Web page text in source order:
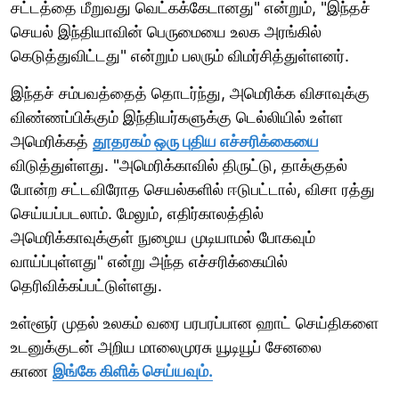
சட்டத்தை மீறுவது வெட்கக்கேடானது" என்றும், "இந்தச்
செயல் இந்தியாவின் பெருமையை உலக அரங்கில்
கெடுத்துவிட்டது" என்றும் பலரும் விமர்சித்துள்ளனர்.
இந்தச் சம்பவத்தைத் தொடர்ந்து, அமெரிக்க விசாவுக்கு
விண்ணப்பிக்கும் இந்தியர்களுக்கு டெல்லியில் உள்ள
அமெரிக்கத் தூதரகம் ஒரு புதிய எச்சரிக்கையை
விடுத்துள்ளது. "அமெரிக்காவில் திருட்டு, தாக்குதல்
போன்ற சட்டவிரோத செயல்களில் ஈடுபட்டால், விசா ரத்து
செய்யப்படலாம். மேலும், எதிர்காலத்தில்
அமெரிக்காவுக்குள் நுழைய முடியாமல் போகவும்
வாய்ப்புள்ளது" என்று அந்த எச்சரிக்கையில்
தெரிவிக்கப்பட்டுள்ளது.
உள்ளூர் முதல் உலகம் வரை பரபரப்பான ஹாட் செய்திகளை
உடனுக்குடன் அறிய மாலைமுரசு யூடியூப் சேனலை
காண இங்கே கிளிக் செய்யவும்.